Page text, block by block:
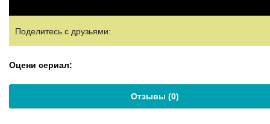
Поделитесь с друзьями:
Оцени сериал:
Отзывы (0)